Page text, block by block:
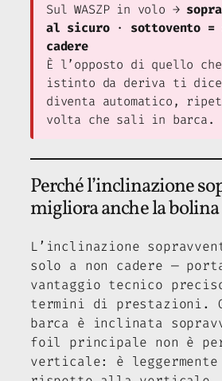
Sul WASZP in volo →
al sicuro· sottovento
cadere
È l’opposto di quello
istinto da deriva ti
diventa automatico,
volta che sali in barca.
Perché l’inclinazione
migliora anche la bolina
L’inclinazione
solo a non cadere —
vantaggio tecnico
termini di prestazioni.
barca è inclinata
foil principale non è
verticale: è